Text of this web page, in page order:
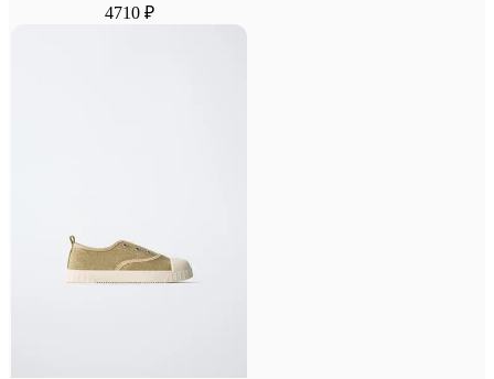
4710 ₽